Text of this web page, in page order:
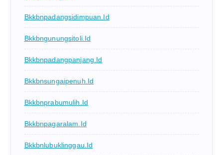
Bkkbnpadangsidimpuan.id
Bkkbngunungsitoli.id
Bkkbnpadangpanjang.id
Bkkbnsungaipenuh.id
Bkkbnprabumulih.id
Bkkbnpagaralam.id
Bkkbnlubuklinggau.id